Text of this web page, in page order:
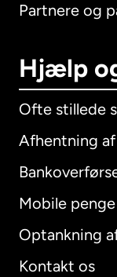
Partnere og
Hjælp
Ofte stillede
Afhentning
Mobile penge
Optankning
Kontakt os